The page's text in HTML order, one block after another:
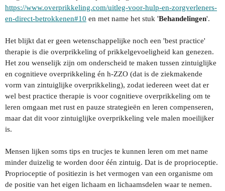
https://www.overprikkeling.com/uitleg-voor-hulp-en-zorgverleners-
en-direct-betrokkenen#10 en met name het stuk 'Behandelingen'.
Het blijkt dat er geen wetenschappelijke noch een 'best practice'
therapie is die overprikkeling of prikkelgevoeligheid kan genezen.
Het zou wenselijk zijn om onderscheid te maken tussen zintuiglijke
en cognitieve overprikkeling én h-ZZO (dat is de ziekmakende
vorm van zintuiglijke overprikkeling), zodat iedereen weet dat er
wel best practice therapie is voor cognitieve overprikkeling om te
leren omgaan met rust en pauze strategieën en leren compenseren,
maar dat dit voor zintuiglijke overprikkeling vele malen moeilijker
is.
Mensen lijken soms tips en trucjes te kunnen leren om met name
minder duizelig te worden door één zintuig. Dat is de proprioceptie.
Proprioceptie of positiezin is het vermogen van een organisme om
de positie van het eigen lichaam en lichaamsdelen waar te nemen.